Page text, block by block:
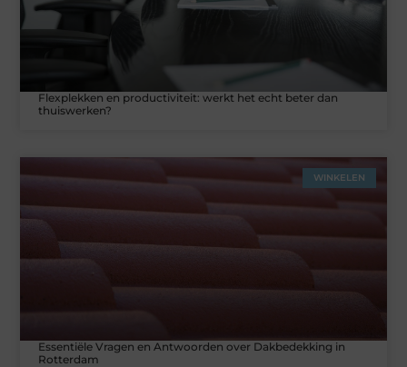
Flexplekken en productiviteit: werkt het echt beter dan
thuiswerken?
WINKELEN
Essentiële Vragen en Antwoorden over Dakbedekking in
Rotterdam